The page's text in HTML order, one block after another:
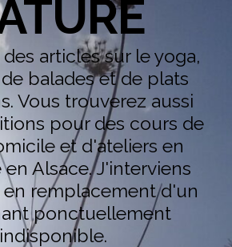
articles sur le yoga,
balades et de plats
Vous trouverez aussi
pour des cours de
et d'ateliers en
Alsace. J'interviens
remplacement d'un
ponctuellement
indisponible.